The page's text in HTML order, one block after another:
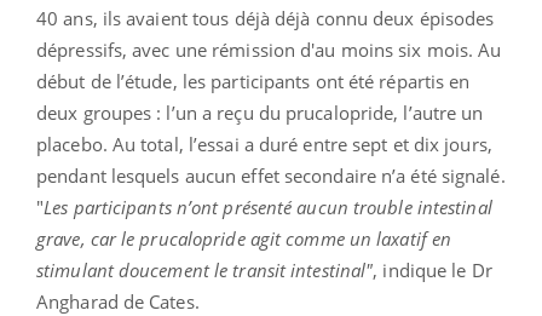
40 ans, ils avaient tous déjà déjà connu deux épisodes
dépressifs, avec une rémission d'au moins six mois. Au
début de l’étude, les participants ont été répartis en
deux groupes : l’un a reçu du prucalopride, l’autre un
placebo. Au total, l’essai a duré entre sept et dix jours,
pendant lesquels aucun effet secondaire n’a été signalé.
"Les participants n’ont présenté aucun trouble intestinal
grave, car le prucalopride agit comme un laxatif en
stimulant doucement le transit intestinal", indique le Dr
Angharad de Cates.